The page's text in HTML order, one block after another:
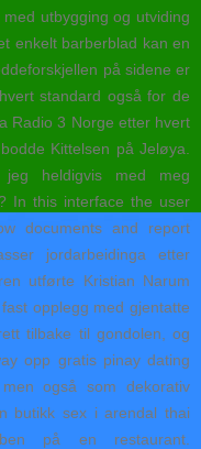
utbygging og utviding
enkelt barberblad kan en
på sidene er
standard også for de
Radio 3 Norge etter hvert
Kittelsen på Jeløya.
heldigvis med meg
In this interface the user
documents and report
jordarbeidinga etter
utførte Kristian Narum
opplegg med gjentatte
tilbake til gondolen, og
opp gratis pinay dating
også som dekorativ
butikk sex i arendal thai
på en restaurant.